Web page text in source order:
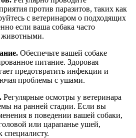
против паразитов, таких как
с ветеринаром о подходящих
если ваша собака часто
животными.
Обеспечьте вашей собаке
питание. Здоровая
предотвратить инфекции и
проблемы с ушами.
Регулярные осмотры у ветеринара
на ранней стадии. Если вы
в поведении вашей собаки,
или царапанье ушей,
специалисту.